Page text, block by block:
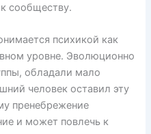
сообществу.
психикой как
уровне. Эволюционно
обладали мало
человек оставил эту
пренебрежение
и может повлечь к